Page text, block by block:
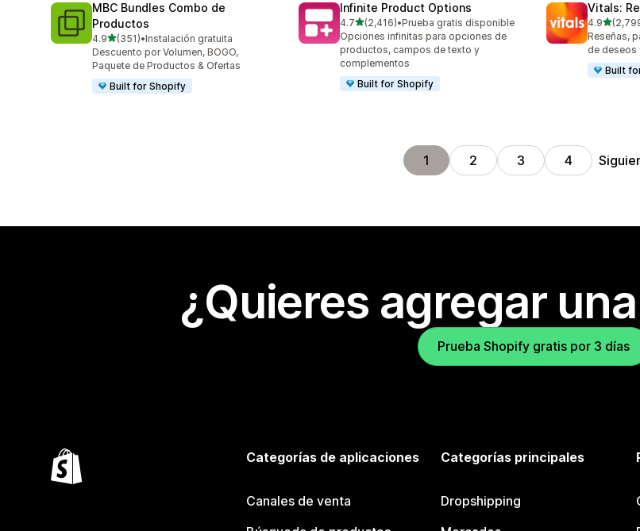
MBC Bundles Combo de
Productos
4.9de 5 estrellas
(351)
351 reseñas en total
•Instalación gratuita
Descuento por Volumen, BOGO,
Paquete de Productos & Ofertas
Built for Shopify
Infinite Product Options
4.7de 5 estrellas
(2,416)
2416 reseñas en total
•Prueba gratis disponible
Opciones infinitas para opciones de
productos, campos de texto y
complementos
Built for Shopify
Vitals:
4.9de 5
2799
Reseñas,
de deseos
Built
1 2 3 4
¿Quieres agregar
Prueba Shopify gratis por 3 días
Categorías de aplicaciones
Canales de venta
Categorías principales
Dropshipping